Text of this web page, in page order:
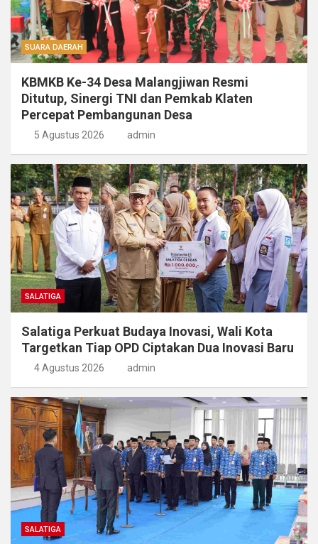
SUARA DAERAH
KBMKB Ke-34 Desa Malangjiwan Resmi
Ditutup, Sinergi TNI dan Pemkab Klaten
Percepat Pembangunan Desa
5 Agustus 2026 admin
SALATIGA
Salatiga Perkuat Budaya Inovasi, Wali Kota
Targetkan Tiap OPD Ciptakan Dua Inovasi Baru
4 Agustus 2026 admin
SALATIGA